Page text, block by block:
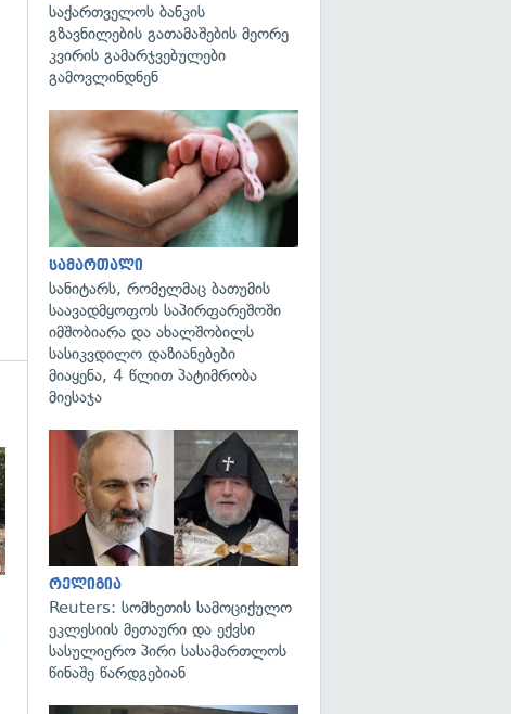
გადახედვა
საქართველოს ბანკის
გზავნილების გათამაშების მეორე
კვირის გამარჯვებულები
გამოვლინდნენ
სამართალი
სანიტარს, რომელმაც ბათუმის
საავადმყოფოს საპირფარეშოში
იმშობიარა და ახალშობილს
სასიკვდილო დაზიანებები
მიაყენა, 4 წლით პატიმრობა
მიესაჯა
რელიგია
Reuters: სომხეთის სამოციქულო
ეკლესიის მეთაური და ექვსი
სასულიერო პირი სასამართლოს
წინაშე წარდგებიან